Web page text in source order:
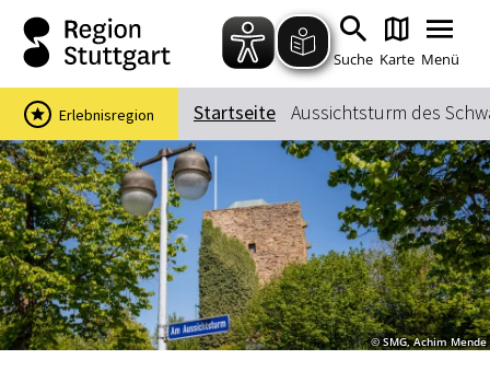
Zum Hauptinhalt springen
Zur Suche springen
Zur Hauptnavigation
Zum Footer springen
Suche Karte Menü
Suchbegriff
Das könnte Sie interessieren
Stadtführungen
Events & Tickets
Ausflugsziele
Erlebnisse
Wein
Radfahren
Startseite Aussichtsturm des
Erlebnisregion
© SMG, Achim Mende